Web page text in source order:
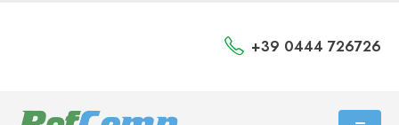
+39 0444 726726